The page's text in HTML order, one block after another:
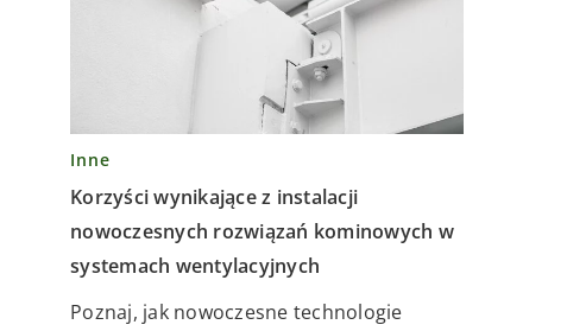
Inne
Korzyści wynikające z instalacji
nowoczesnych rozwiązań kominowych w
systemach wentylacyjnych
Poznaj, jak nowoczesne technologie